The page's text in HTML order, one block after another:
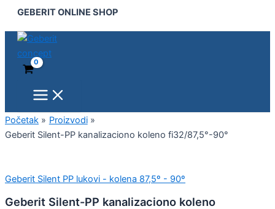
Pređi
sadržaj
GEBERIT ONLINE SHOP
Menu
Početak
Proizvodi
Geberit Silent-PP kanalizaciono koleno fi32/87,5°-90°
Geberit Silent PP lukovi - kolena 87,5º - 90º
Geberit Silent-PP kanalizaciono koleno
Silent-
PP
kanalizaciono
koleno
fi32/87,5°-90°